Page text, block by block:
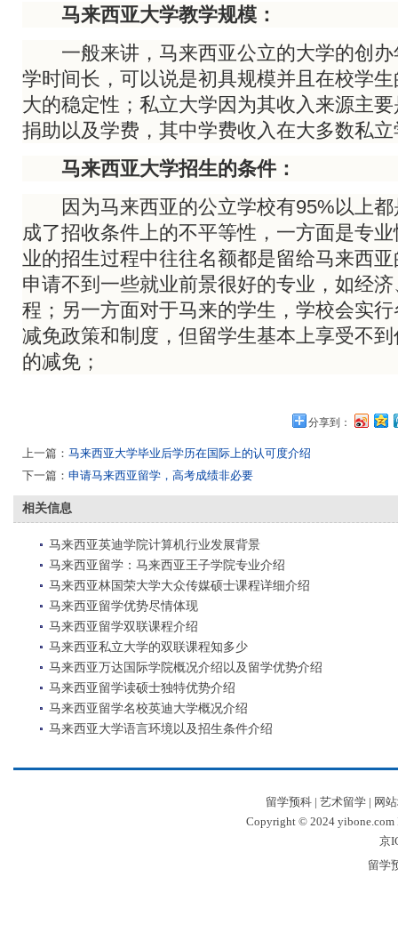
马来西亚大学教学规模：
一般来讲，马来西亚公立的大学的创办
学时间长，可以说是初具规模并且在校学
大的稳定性；私立大学因为其收入来源主
捐助以及学费，其中学费收入在大多数私
马来西亚大学招生的条件：
因为马来西亚的公立学校有95%以上都
成了招收条件上的不平等性，一方面是专
业的招生过程中往往名额都是留给马来西
申请不到一些就业前景很好的专业，如经
程；另一方面对于马来的学生，学校会实
减免政策和制度，但留学生基本上享受不
的减免；
分享到：
上一篇： 马来西亚大学毕业后学历在国际上的认可度介绍
下一篇： 申请马来西亚留学，高考成绩非必要
相关信息
马来西亚英迪学院计算机行业发展背景
马来西亚留学：马来西亚王子学院专业介绍
马来西亚林国荣大学大众传媒硕士课程详细介绍
马来西亚留学优势尽情体现
马来西亚留学双联课程介绍
马来西亚私立大学的双联课程知多少
马来西亚万达国际学院概况介绍以及留学优势介绍
马来西亚留学读硕士独特优势介绍
马来西亚留学名校英迪大学概况介绍
马来西亚大学语言环境以及招生条件介绍
留学预科| 艺术留学| 网
Copyright © 2024 yibone.com
京
留学